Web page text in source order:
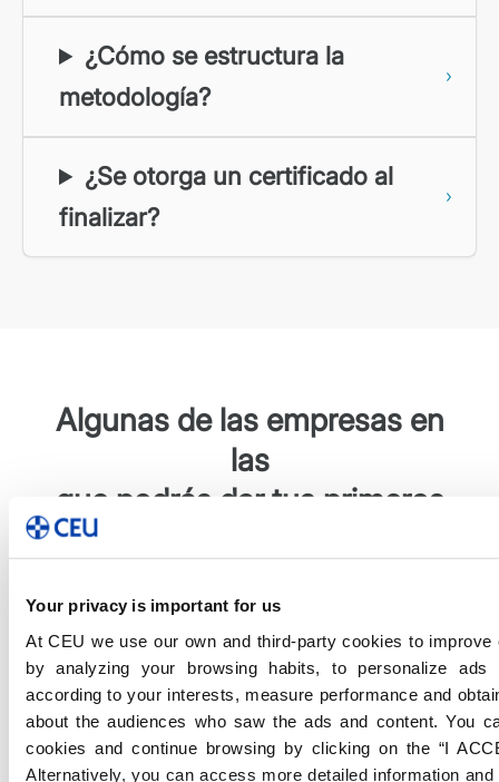
Your privacy is important for us
At CEU we use our own and third-party cookies to
by analyzing your browsing habits, to personalize ads
according to your interests, measure performance and
about the audiences who saw the ads and content. You
cookies and continue browsing by clicking on the “I
Alternatively, you can access more detailed information and
¿Cómo se estructura la
metodología?
¿Se otorga un certificado al
finalizar?
Algunas de las empresas en
las
que podrás dar tus primeros
prácticas a nivel nacional e internacional.